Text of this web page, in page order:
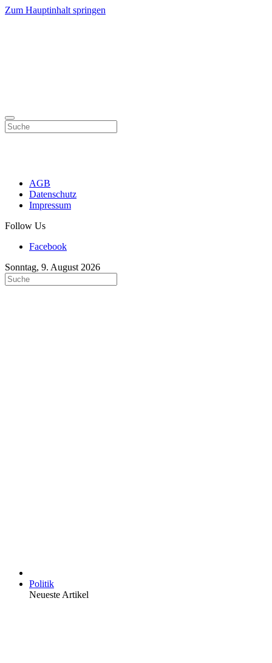
Zum Hauptinhalt springen
AGB
Datenschutz
Impressum
Follow Us
Facebook
Sonntag, 9. August 2026
Politik
Neueste Artikel